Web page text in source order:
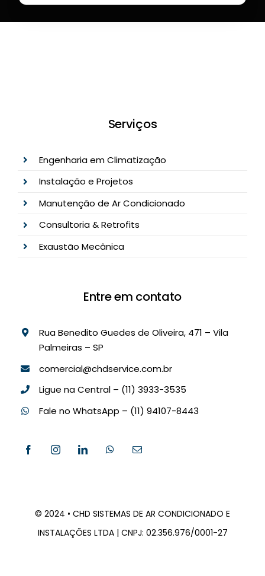
Serviços
Engenharia em Climatização
Instalação e Projetos
Manutenção de Ar Condicionado
Consultoria & Retrofits
Exaustão Mecânica
Entre em contato
Rua Benedito Guedes de Oliveira, 471 – Vila
Palmeiras – SP
comercial@chdservice.com.br
Ligue na Central – (11) 3933-3535
Fale no WhatsApp – (11) 94107-8443
© 2024 • CHD SISTEMAS DE AR CONDICIONADO E
INSTALAÇÕES LTDA | CNPJ: 02.356.976/0001-27